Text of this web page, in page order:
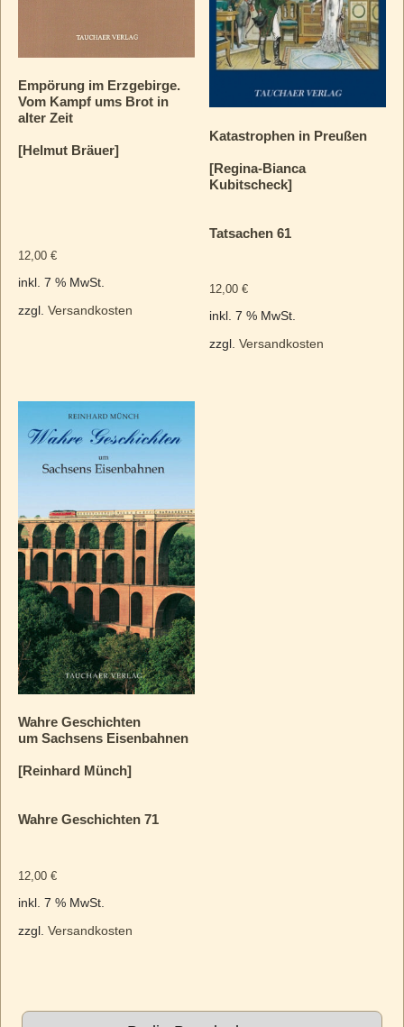
Empörung im Erzgebirge.
Vom Kampf ums Brot in
alter Zeit
[Helmut Bräuer]
12,00 €
inkl. 7 % MwSt.
zzgl. Versandkosten
Katastrophen in Preußen
[Regina-Bianca
Kubitscheck]
Tatsachen 61
12,00€
inkl. 7 % MwSt.
zzgl.Versandkosten
Wahre Geschichten
um Sachsens Eisenbahnen
[Reinhard Münch]
Wahre Geschichten 71
12,00 €
inkl. 7 % MwSt.
zzgl. Versandkosten